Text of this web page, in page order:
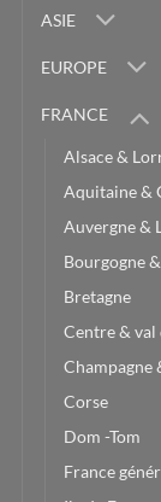
ASIE
EUROPE
FRANCE
Alsace &
Aquitaine &
Auvergne &
Bourgogne
Bretagne
Centre & val
Champagne
Corse
Dom -Tom
France